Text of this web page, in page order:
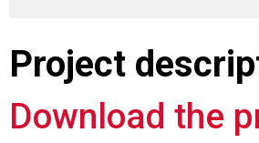
Project
Download the